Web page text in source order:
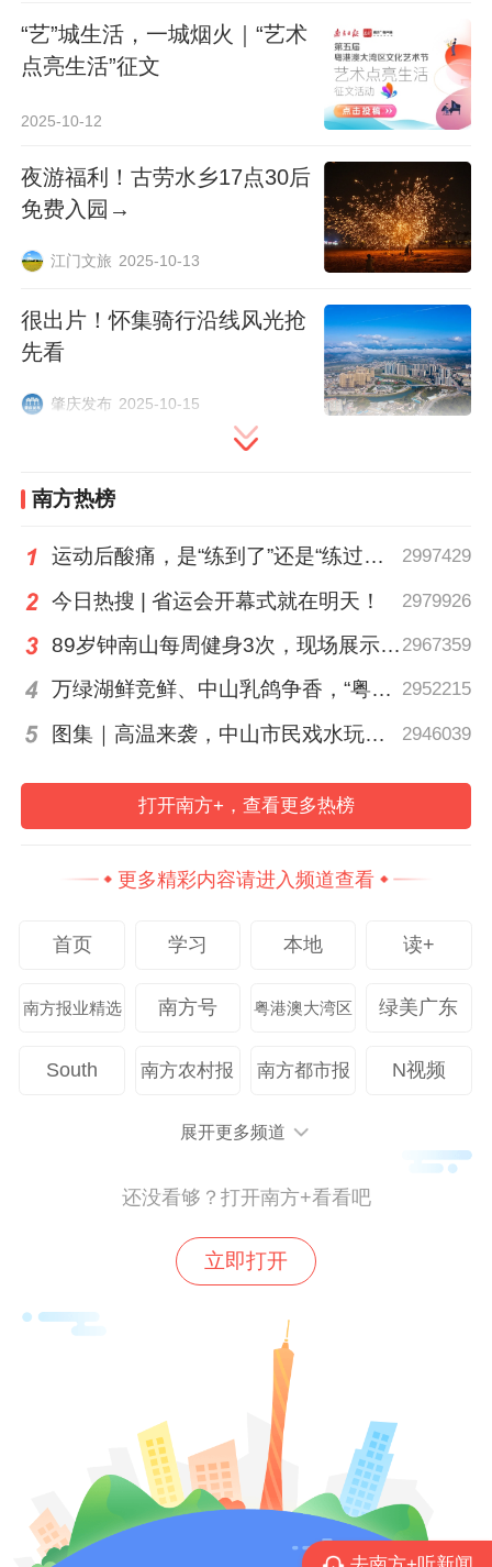
腾挪起落间，尽显刚柔传承。
午时 (11:00-13:00) | 日盛·衡
海面帆影逐浪，
红蓝球场内，曲棍轻舞飞扬。
未时 (13:00-15:00) | 执事·笃
百米高空，脚下平衡求稳；
方寸棋盘，脑中推演争锋。
申时 (15:00-17:00) | 热力·燃
校园球场身影跃动，
汗水映日，织就大湾区青春画卷。
“艺”城生活，一城烟火｜“艺术
点亮生活”征文
2025-10-12
夜游福利！古劳水乡17点30后
免费入园→
江门文旅 2025-10-13
很出片！怀集骑行沿线风光抢
先看
肇庆发布 2025-10-15
南方热榜
运动后酸痛，是“练到了”还是“练过了”？ 2997429
今日热搜 | 省运会开幕式就在明天！ 2979926
89岁钟南山每周健身3次，现场展示常用拉力器 2967359
万绿湖鲜竞鲜、中山乳鸽争香，“粤菜师傅”烹南粤百味、人间烟火 2952215
图集｜高温来袭，中山市民戏水玩泡沫消暑 2946039
打开南方+，查看更多热榜
更多精彩内容请进入频道查看
首页 学习 本地 读+
南方报业精选 南方号 粤港澳大湾区 绿美广东
South 南方农村报 南方都市报 N视频
展开更多频道
还没看够？打开南方+看看吧
立即打开